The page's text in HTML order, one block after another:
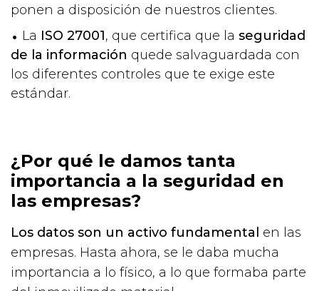
ponen a disposición de nuestros clientes.
La ISO 27001, que certifica que la seguridad
de la información quede salvaguardada con
los diferentes controles que te exige este
estándar.
¿Por qué le damos tanta
importancia a la seguridad en
las empresas?
Los datos son un activo fundamental en las
empresas. Hasta ahora, se le daba mucha
importancia a lo físico, a lo que formaba parte